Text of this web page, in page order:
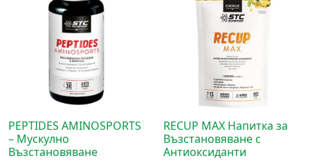
PEPTIDES AMINOSPORTS
– Мускулно
Възстановяване
RECUP MAX Напитка за
Възстановяване с
Антиоксиданти